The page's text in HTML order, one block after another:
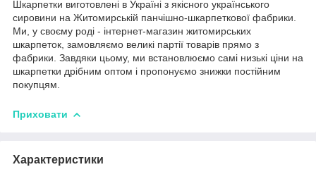
Шкарпетки виготовлені в Україні з якісного українського
сировини на Житомирській панчішно-шкарпеткової фабрики.
Ми, у своєму роді - інтернет-магазин житомирських
шкарпеток, замовляємо великі партії товарів прямо з
фабрики. Завдяки цьому, ми встановлюємо самі низькі ціни на
шкарпетки дрібним оптом і пропонуємо знижки постійним
покупцям.
Приховати
Характеристики